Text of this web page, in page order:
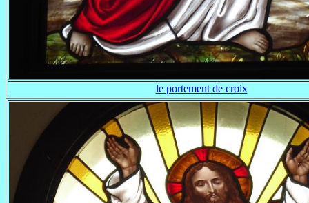
le portement de croix